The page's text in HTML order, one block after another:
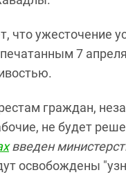
что ужесточение
7
граждан,
не будет
введен
освобождены